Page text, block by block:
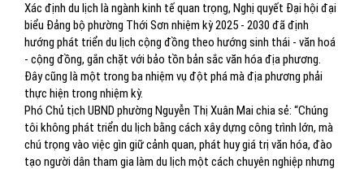
Xác định du lịch là ngành kinh tế quan trọng, Nghị quyết Đại hội đại
biểu Đảng bộ phường Thới Sơn nhiệm kỳ 2025 - 2030 đã định
hướng phát triển du lịch cộng đồng theo hướng sinh thái - văn hoá
- cộng đồng, gắn chặt với bảo tồn bản sắc văn hóa địa phương.
Đây cũng là một trong ba nhiệm vụ đột phá mà địa phương phải
thực hiện trong nhiệm kỳ.
Phó Chủ tịch UBND phường Nguyễn Thị Xuân Mai chia sẻ: “Chúng
tôi không phát triển du lịch bằng cách xây dựng công trình lớn, mà
chú trọng vào việc gìn giữ cảnh quan, phát huy giá trị văn hóa, đào
tạo người dân tham gia làm du lịch một cách chuyên nghiệp nhưng